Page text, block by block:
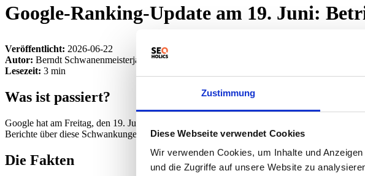
Zustimmung
Diese Webseite verwendet Cookies
Wir verwenden Cookies, um Inhalte und
und die Zugriffe auf unsere Website zu
Google-Ranking-Update am 19. Juni:
Veröffentlicht: 2026-06-22
Autor: Berndt Schwanenmeisterja | Seoholics
Lesezeit: 3 min
Was ist passiert?
Google hat am Freitag, den 19. Juni, möglicherweise ein Ranking-Update ausgerollt, das
Berichte über diese Schwankungen häufen sich vor allem in Foren, die sich mit diesen
Die Fakten